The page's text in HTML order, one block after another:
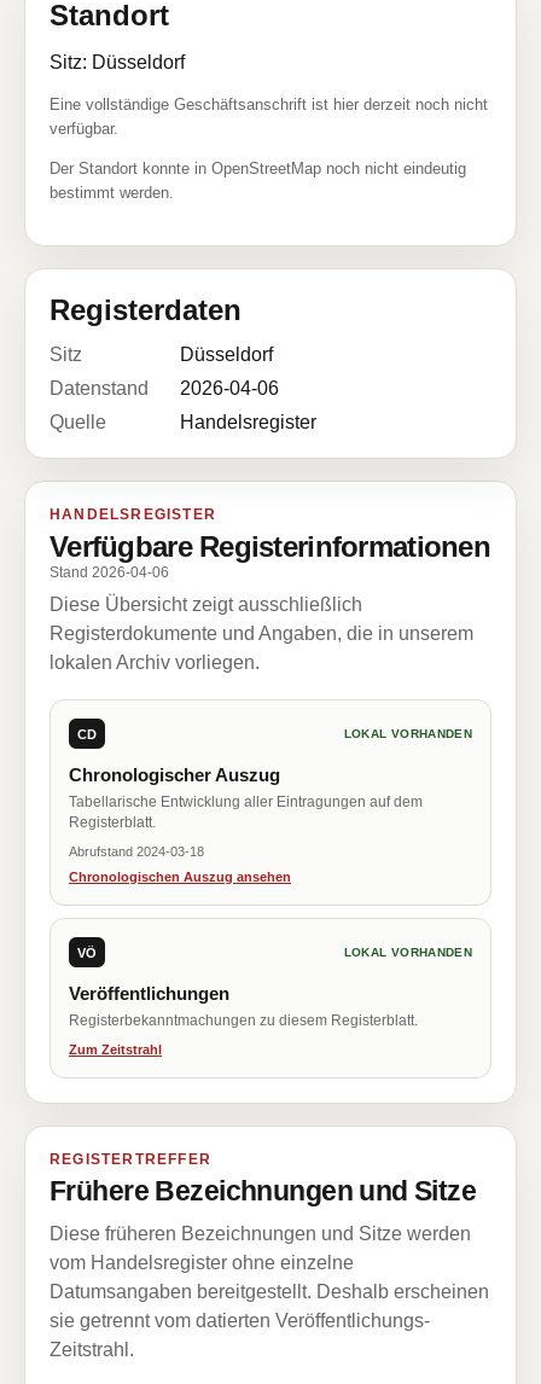
Standort
Sitz: Düsseldorf
Eine vollständige Geschäftsanschrift ist hier derzeit noch nicht
verfügbar.
Der Standort konnte in OpenStreetMap noch nicht eindeutig
bestimmt werden.
Registerdaten
Sitz
Düsseldorf
Datenstand
2026-04-06
Quelle
Handelsregister
HANDELSREGISTER
Verfügbare Registerinformationen
Stand 2026-04-06
Diese Übersicht zeigt ausschließlich
Registerdokumente und Angaben, die in unserem
lokalen Archiv vorliegen.
CD LOKAL VORHANDEN
Chronologischer Auszug
Tabellarische Entwicklung aller Eintragungen auf dem
Registerblatt.
Abrufstand 2024-03-18
Chronologischen Auszug ansehen
VÖ LOKAL VORHANDEN
Veröffentlichungen
Registerbekanntmachungen zu diesem Registerblatt.
Zum Zeitstrahl
REGISTERTREFFER
Frühere Bezeichnungen und Sitze
Diese früheren Bezeichnungen und Sitze werden
vom Handelsregister ohne einzelne
Datumsangaben bereitgestellt. Deshalb erscheinen
sie getrennt vom datierten Veröffentlichungs-
Zeitstrahl.